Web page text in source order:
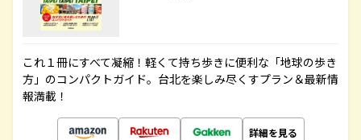
これ１冊にすべて凝縮！軽くて持ち歩きに便利な「地球の歩き
方」のコンパクトガイド。台北を楽しみ尽くすプラン＆最新情
報満載！
詳細を見る